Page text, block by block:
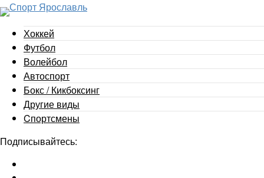
Хоккей
Футбол
Волейбол
Автоспорт
Бокс / Кикбоксинг
Другие виды
Cпортсмены
Подписывайтесь: